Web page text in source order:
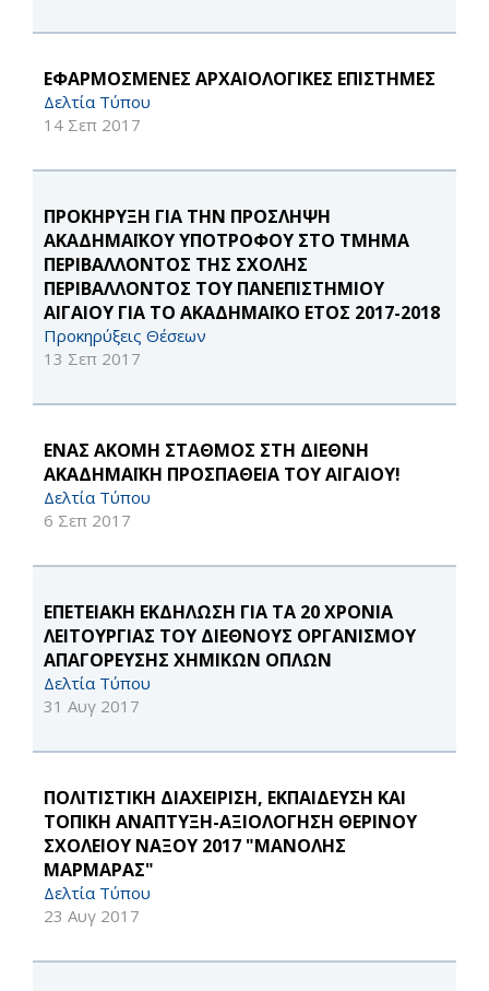
ΕΦΑΡΜΟΣΜΕΝΕΣ ΑΡΧΑΙΟΛΟΓΙΚΕΣ ΕΠΙΣΤΗΜΕΣ
Δελτία Τύπου
14 Σεπ 2017
ΠΡΟΚΗΡΥΞΗ ΓΙΑ ΤΗΝ ΠΡΟΣΛΗΨΗ
ΑΚΑΔΗΜΑΪΚΟΥ ΥΠΟΤΡΟΦΟΥ ΣΤΟ ΤΜΗΜΑ
ΠΕΡΙΒΑΛΛΟΝΤΟΣ ΤΗΣ ΣΧΟΛΗΣ
ΠΕΡΙΒΑΛΛΟΝΤΟΣ ΤΟΥ ΠΑΝΕΠΙΣΤΗΜΙΟΥ
ΑΙΓΑΙΟΥ ΓΙΑ ΤΟ ΑΚΑΔΗΜΑΪΚΟ ΕΤΟΣ 2017-2018
Προκηρύξεις Θέσεων
13 Σεπ 2017
ΕΝΑΣ ΑΚΟΜΗ ΣΤΑΘΜΟΣ ΣΤΗ ΔΙΕΘΝΗ
ΑΚΑΔΗΜΑΪΚΗ ΠΡΟΣΠΑΘΕΙΑ ΤΟΥ ΑΙΓΑΙΟΥ!
Δελτία Τύπου
6 Σεπ 2017
EΠΕΤΕΙΑΚΗ ΕΚΔΗΛΩΣΗ ΓΙΑ ΤΑ 20 ΧΡΟΝΙΑ
ΛΕΙΤΟΥΡΓΙΑΣ ΤΟΥ ΔΙΕΘΝΟΥΣ ΟΡΓΑΝΙΣΜΟΥ
ΑΠΑΓΟΡΕΥΣΗΣ ΧΗΜΙΚΩΝ ΟΠΛΩΝ
Δελτία Τύπου
31 Αυγ 2017
ΠΟΛΙΤΙΣΤΙΚΗ ΔΙΑΧΕΙΡΙΣΗ, ΕΚΠΑΙΔΕΥΣΗ ΚΑΙ
ΤΟΠΙΚΗ ΑΝΑΠΤΥΞΗ-ΑΞΙΟΛΟΓΗΣΗ ΘΕΡΙΝΟΥ
ΣΧΟΛΕΙΟΥ ΝΑΞΟΥ 2017 "ΜΑΝΟΛΗΣ
ΜΑΡΜΑΡΑΣ"
Δελτία Τύπου
23 Αυγ 2017